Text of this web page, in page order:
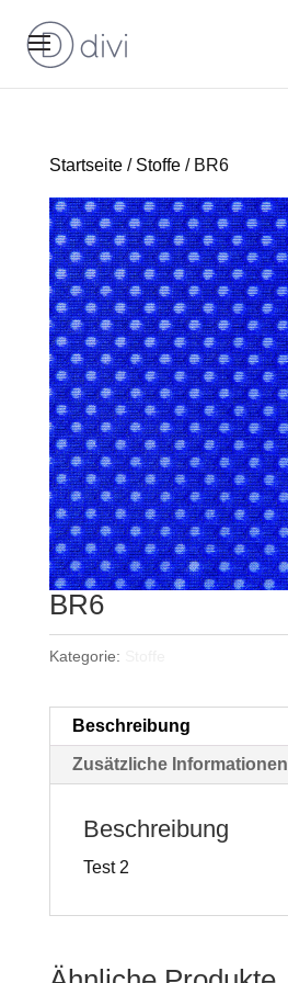
Startseite/ Stoffe/ BR6
BR6
Kategorie:
Beschreibung
Zusätzliche Informationen
Beschreibung
Test 2